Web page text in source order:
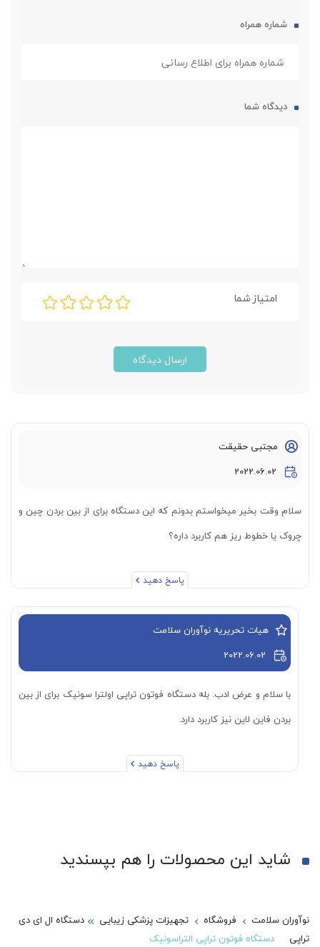
شماره همراه
دیدگاه شما
امتیاز شما
ارسال دیدگاه
مجتبی حقیقت
2022.06.02
سلام وقت بخیر میخواستم بدونم که این دستگاه برای از بین بردن چین و
چروک یا خطوط ریز هم کاربرد داره؟
پاسخ دهید
هیات تحریریه نوآوران سلامت
2022.06.02
با سلام و عرض ادب. بله دستگاه فوتون تراپی اولترا سونیک برای از بین
بردن فاین لاین نیز کاربرد دارد.
پاسخ دهید
شاید این محصولات را هم بپسندید
نوآوران سلامت فروشگاه تجهیزات پزشکی زیبایی
دستگاه ال ای دی
تراپی
دستگاه فوتون تراپی التراسونیک